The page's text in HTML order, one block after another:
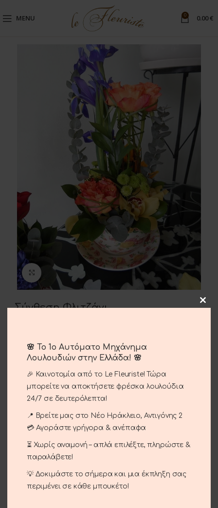
MENU 0 0.00€
Μεγέθυνση
Σύνθεση Φλιτζάνι
ΠΡΟΣΘΉΚΗ ΣΤΟ ΚΑΛΆΘΙ
Σύγκριση Αγαπημένο
Κωδικός προϊόντος:15-44
Γενέθλια - Γιορτή , Επέτειος Έρωτας , Συνθέσεις
Share:
Αποστολή και παράδοση
🌸 Το 1ο Αυτόματο Μηχάνημα
Λουλουδιών στην Ελλάδα! 🌸
🎉 Καινοτομία από το Le Fleuriste! Τώρα
μπορείτε να αποκτήσετε φρέσκα λουλούδια
24/7 σε δευτερόλεπτα!
📍 Βρείτε μας στο Νέο Ηράκλειο, Αντιγόνης 2
💳 Αγοράστε γρήγορα & ανέπαφα
⏳ Χωρίς αναμονή – απλά επιλέξτε, πληρώστε &
παραλάβετε!
💡 Δοκιμάστε το σήμερα και μια έκπληξη σας
περιμένει σε κάθε μπουκέτο!